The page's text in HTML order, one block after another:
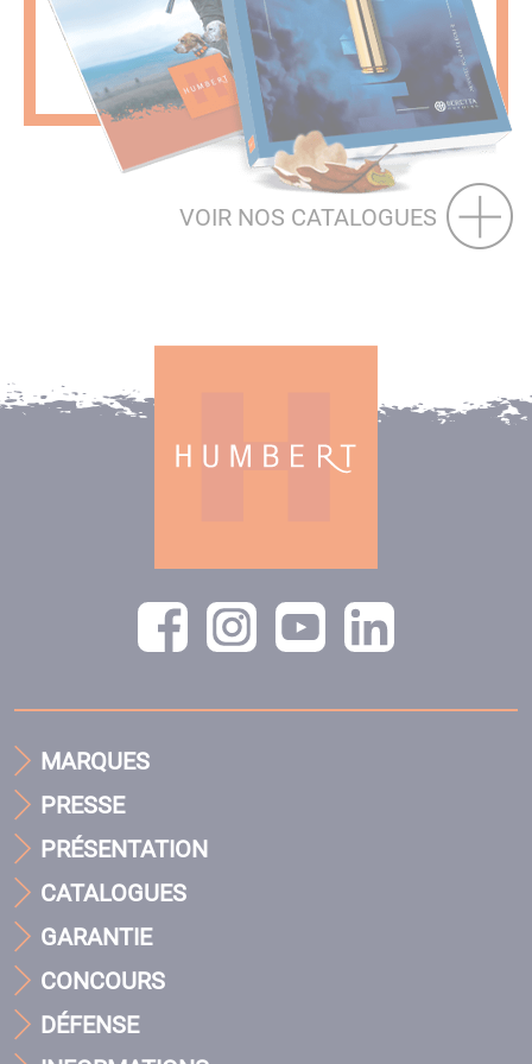
VOIR NOS CATALOGUES
MARQUES
PRESSE
PRÉSENTATION
CATALOGUES
GARANTIE
CONCOURS
DÉFENSE